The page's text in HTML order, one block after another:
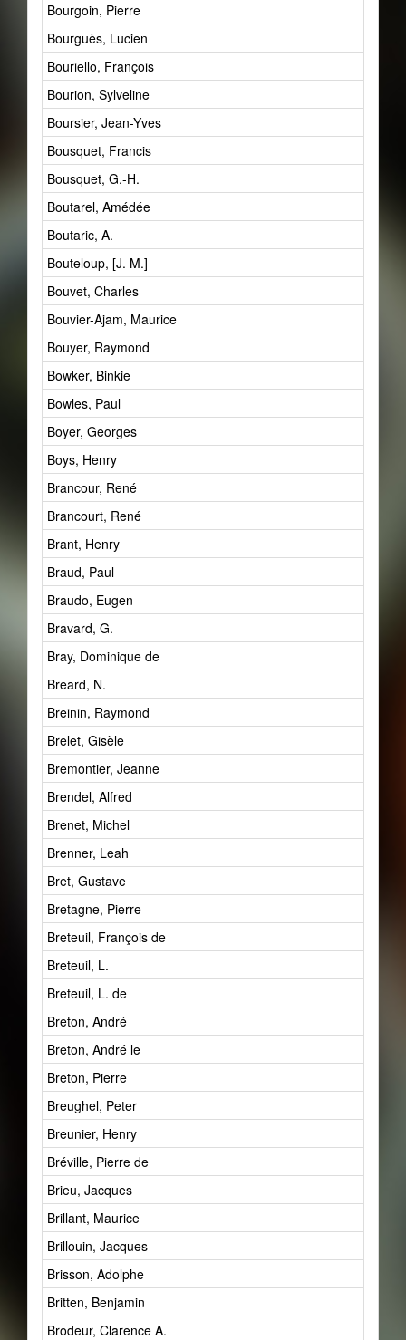
Bourgoin, Pierre
Bourguès, Lucien
Bouriello, François
Bourion, Sylveline
Boursier, Jean-Yves
Bousquet, Francis
Bousquet, G.-H.
Boutarel, Amédée
Boutaric, A.
Bouteloup, [J. M.]
Bouvet, Charles
Bouvier-Ajam, Maurice
Bouyer, Raymond
Bowker, Binkie
Bowles, Paul
Boyer, Georges
Boys, Henry
Brancour, René
Brancourt, René
Brant, Henry
Braud, Paul
Braudo, Eugen
Bravard, G.
Bray, Dominique de
Breard, N.
Breinin, Raymond
Brelet, Gisèle
Bremontier, Jeanne
Brendel, Alfred
Brenet, Michel
Brenner, Leah
Bret, Gustave
Bretagne, Pierre
Breteuil, François de
Breteuil, L.
Breteuil, L. de
Breton, André
Breton, André le
Breton, Pierre
Breughel, Peter
Breunier, Henry
Bréville, Pierre de
Brieu, Jacques
Brillant, Maurice
Brillouin, Jacques
Brisson, Adolphe
Britten, Benjamin
Brodeur, Clarence A.